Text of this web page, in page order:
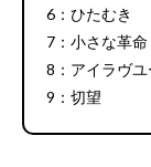
6：ひたむき
7：小さな革命
8：アイラヴユ
9：切望